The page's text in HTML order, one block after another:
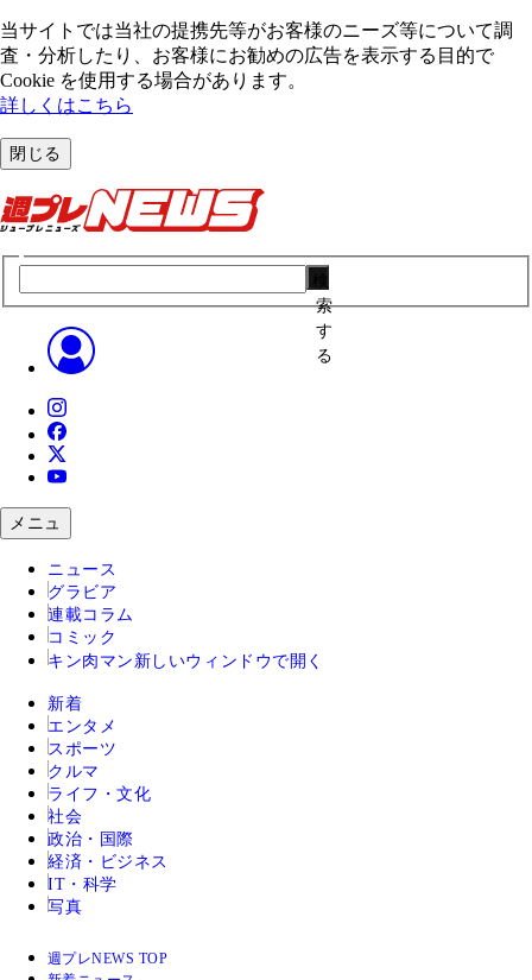
当サイトでは当社の提携先等がお客様のニーズ等について調
査・分析したり、お客様にお勧めの広告を表⽰する⽬的で
Cookie を使⽤する場合があります。
詳しくはこちら
閉じる
索
す
る
メニュ
ニュース
グラビア
連載コラム
コミック
キン肉マン 新しいウィンドウで開く
新着
エンタメ
スポーツ
クルマ
ライフ・文化
社会
政治・国際
経済・ビジネス
IT・科学
写真
週プレNEWS TOP